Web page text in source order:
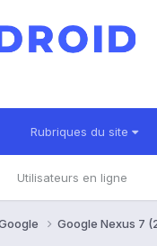
Rubriques du site
Utilisateurs en ligne
Google Nexus 7